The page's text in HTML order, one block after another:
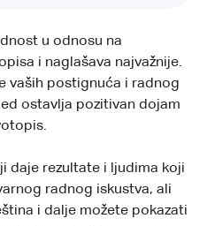
u odnosu na
i naglašava najvažnije.
vaših postignuća i radnog
ostavlja pozitivan dojam
daje rezultate i ljudima koji
radnog iskustva, ali
i dalje možete pokazati